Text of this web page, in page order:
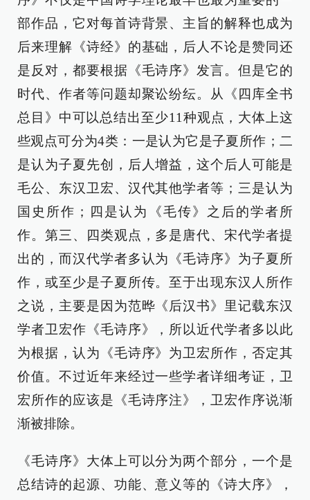
部作品，它对每首诗背景、主旨的解释也成为
后来理解《诗经》的基础，后人不论是赞同还
是反对，都要根据《毛诗序》发言。但是它的
时代、作者等问题却聚讼纷纭。从《四库全书
总目》中可以总结出至少11种观点，大体上这
些观点可分为4类：一是认为它是子夏所作；二
是认为子夏先创，后人增益，这个后人可能是
毛公、东汉卫宏、汉代其他学者等；三是认为
国史所作；四是认为《毛传》之后的学者所
作。第三、四类观点，多是唐代、宋代学者提
出的，而汉代学者多认为《毛诗序》为子夏所
作，或至少是子夏所传。至于出现东汉人所作
之说，主要是因为范晔《后汉书》里记载东汉
学者卫宏作《毛诗序》，所以近代学者多以此
为根据，认为《毛诗序》为卫宏所作，否定其
价值。不过近年来经过一些学者详细考证，卫
宏所作的应该是《毛诗序注》，卫宏作序说渐
渐被排除。
《毛诗序》大体上可以分为两个部分，一个是
总结诗的起源、功能、意义等的《诗大序》，